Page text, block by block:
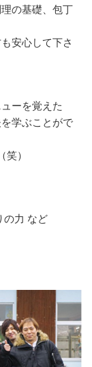
の基礎、包丁
安心して下さ
ーを覚えた
学ぶことがで
）
の力 など